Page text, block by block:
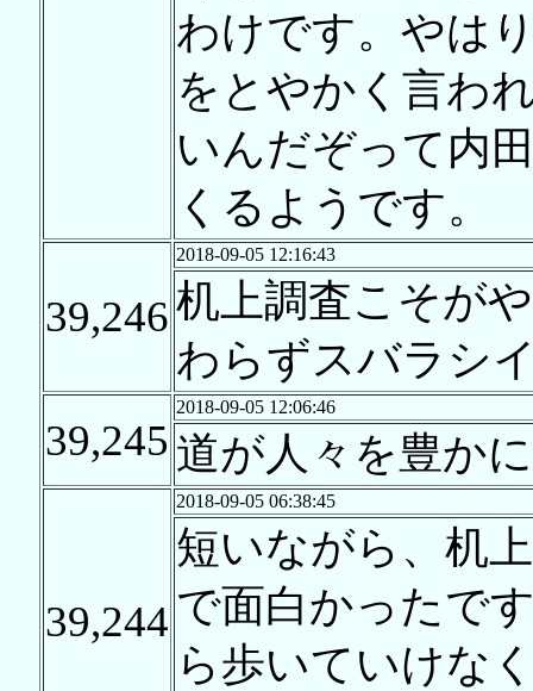
わけです。やは
をとやかく言わ
いんだぞって内
くるようです。
39,246
2018-09-05 12:16:43
机上調査こそが
わらずスバラシ
39,245
2018-09-05 12:06:46
道が人々を豊か
39,244
2018-09-05 06:38:45
短いながら、机
で面白かったで
ら歩いていけな